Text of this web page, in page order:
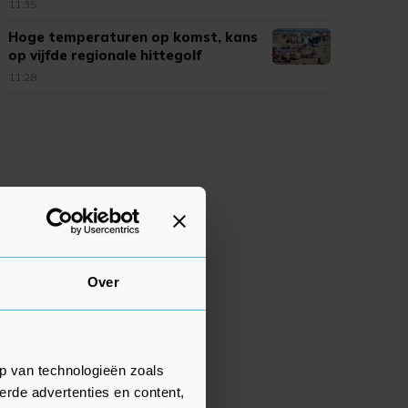
Over
van technologieën zoals
advertenties en content,
11:35
Hoge temperaturen op komst, kans
op vijfde regionale hittegolf
11:28